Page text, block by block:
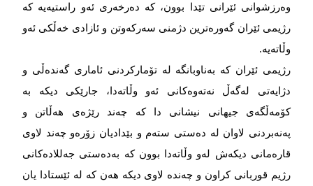
وەرزشوانی ئێرانی تێدا بوون، کە دەرخەری ئەو راستیەیە کە
رژیمی ئێران گەورەترین دژمنی سەرکەوتن و ئازادی خەڵکی ئەو
وڵاتەیە.
رژیمی ئێران کە بەناوبانگە لە تۆمارکردنی ئاماری گەندەڵی و
دژایەتی لەگەڵ نەتەوەکانی ئەو وڵاتەدا، جارێکی دیکە بە
کۆمەڵگەی جیهانی نیشانی دا کە چەند رێژەی هەڵاتن و
پەنەبردنی لاوان لە دەستی ستەم و بێدادیان زۆرەو چەند لاوی
قارەمانی دیکەش لەو وڵاتەدا بوون کە بەدەستی جەللادەکانی
رژیم قوربانی کراون و چەندە لاوی دیکە هەن کە لە ئێستادا یان